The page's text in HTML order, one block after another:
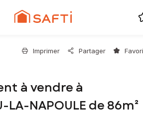
Imprimer Partager
à vendre à
LA-NAPOULE de 86m²